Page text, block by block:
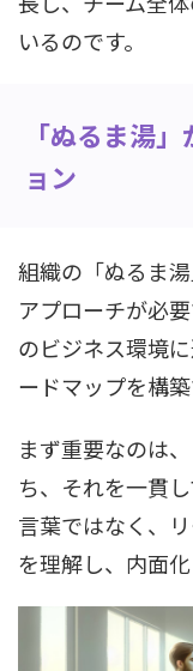
いるのです。
「ぬるま湯
ョン
組織の「ぬるま
アプローチが必
のビジネス環境
ードマップを構築
まず重要なのは
ち、それを一貫
言葉ではなく、
を理解し、内面化